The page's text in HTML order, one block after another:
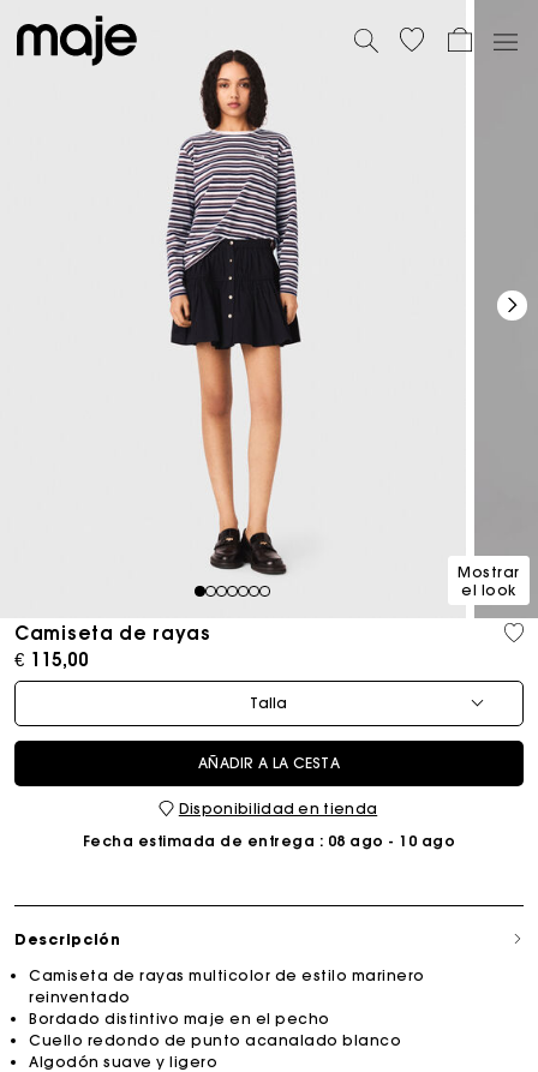
1234567
Mostrar
el look
Camiseta de rayas
€ 115,00
Talla
AÑADIR A LA CESTA
Disponibilidad en tienda
Fecha estimada de entrega : 08 ago - 10 ago
Descripción
Camiseta de rayas multicolor de estilo marinero
reinventado
Bordado distintivo maje en el pecho
Cuello redondo de punto acanalado blanco
Algodón suave y ligero